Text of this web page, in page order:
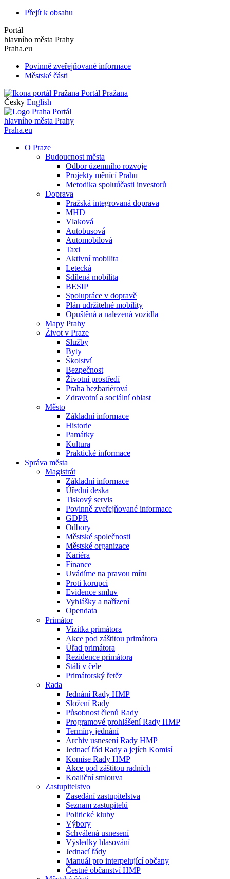
Přejít k obsahu
Portál
hlavního města Prahy
Praha.eu
Povinně zveřejňované informace
Městské části
Portál Pražana
Česky English
Portál
hlavního města Prahy
Praha.eu
O Praze
Budoucnost města
Odbor územního rozvoje
Projekty měnící Prahu
Metodika spoluúčasti investorů
Doprava
Pražská integrovaná doprava
MHD
Vlaková
Autobusová
Automobilová
Taxi
Aktivní mobilita
Letecká
Sdílená mobilita
BESIP
Spolupráce v dopravě
Plán udržitelné mobility
Opuštěná a nalezená vozidla
Mapy Prahy
Život v Praze
Služby
Byty
Školství
Bezpečnost
Životní prostředí
Praha bezbariérová
Zdravotní a sociální oblast
Město
Základní informace
Historie
Památky
Kultura
Praktické informace
Správa města
Magistrát
Základní informace
Úřední deska
Tiskový servis
Povinně zveřejňované informace
GDPR
Odbory
Městské společnosti
Městské organizace
Kariéra
Finance
Uvádíme na pravou míru
Proti korupci
Evidence smluv
Vyhlášky a nařízení
Opendata
Primátor
Vizitka primátora
Akce pod záštitou primátora
Úřad primátora
Rezidence primátora
Stáli v čele
Primátorský řetěz
Rada
Jednání Rady HMP
Složení Rady
Působnost členů Rady
Programové prohlášení Rady HMP
Termíny jednání
Archiv usnesení Rady HMP
Jednací řád Rady a jejích Komisí
Komise Rady HMP
Akce pod záštitou radních
Koaliční smlouva
Zastupitelstvo
Zasedání zastupitelstva
Seznam zastupitelů
Politické kluby
Výbory
Schválená usnesení
Výsledky hlasování
Jednací řády
Manuál pro interpelující občany
Čestné občanství HMP